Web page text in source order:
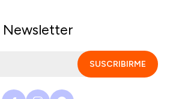
Newsletter
SUSCRIBIRME